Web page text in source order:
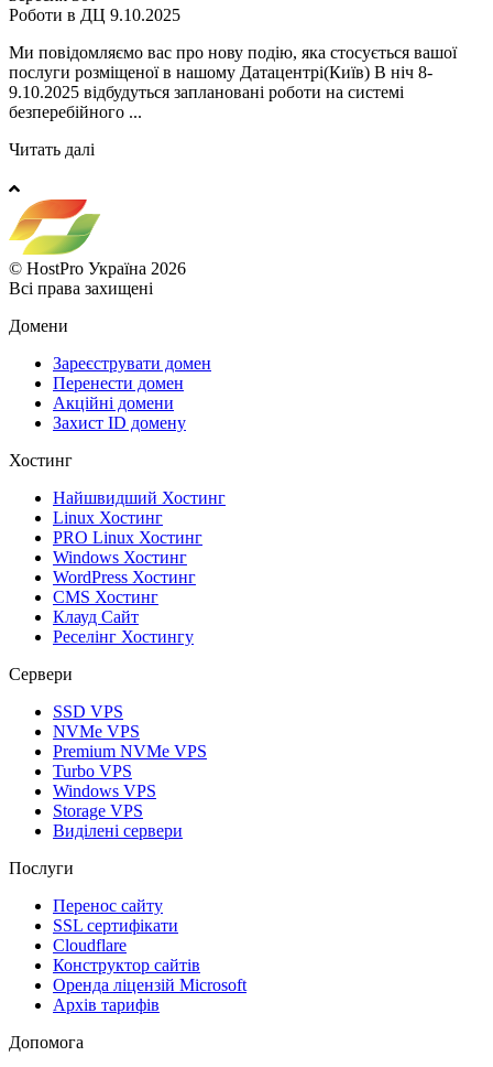
Роботи в ДЦ 9.10.2025
Ми повідомляємо вас про нову подію, яка стосується вашої
послуги розміщеної в нашому Датацентрі(Київ) В ніч 8-
9.10.2025 відбудуться заплановані роботи на системі
безперебійного ...
Читать далі
© HostPro Україна 2026
Всі права захищені
Домени
Зареєструвати домен
Перенести домен
Акційні домени
Захист ID домену
Хостинг
Найшвидший Хостинг
Linux Хостинг
PRO Linux Хостинг
Windows Хостинг
WordPress Хостинг
CMS Хостинг
Клауд Сайт
Реселінг Хостингу
Сервери
SSD VPS
NVMe VPS
Premium NVMe VPS
Turbo VPS
Windows VPS
Storage VPS
Виділені сервери
Послуги
Перенос сайту
SSL сертифікати
Clоudflare
Конструктор сайтів
Оренда ліцензій Microsoft
Архів тарифів
Допомога